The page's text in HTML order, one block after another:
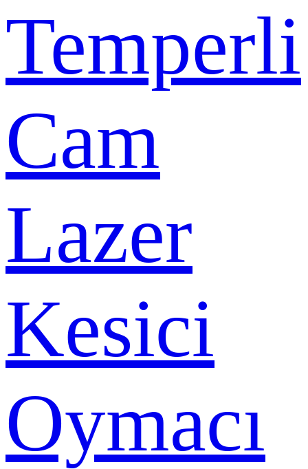
Temperli
Cam
Lazer
Kesici
Oymacı